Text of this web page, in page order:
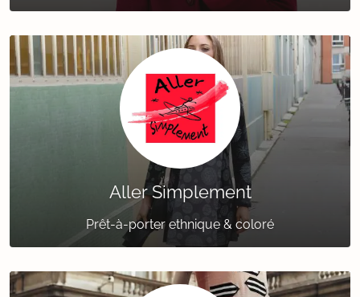
Aller Simplement
Prêt-à-porter ethnique & coloré